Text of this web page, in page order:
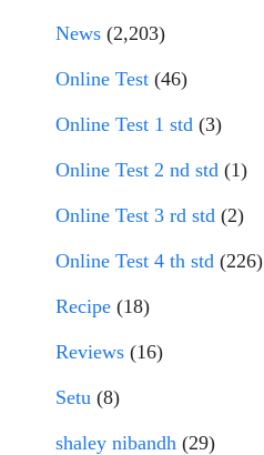
News (2,203)
Online Test (46)
Online Test 1 std (3)
Online Test 2 nd std (1)
Online Test 3 rd std (2)
Online Test 4 th std (226)
Recipe (18)
Reviews (16)
Setu (8)
shaley nibandh (29)